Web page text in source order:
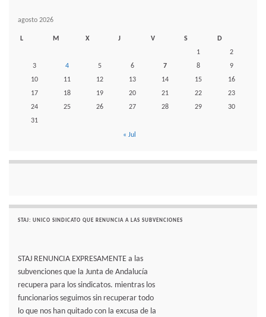
agosto 2026
L M X J V S
D
1
2
3
4 5 6 7 8
9
10
11 12 13 14 15
16
17
18 19 20 21 22
23
24
25 26 27 28 29
30
31
« Jul
STAJ: UNICO SINDICATO QUE RENUNCIA A LAS SUBVENCIONES
STAJ RENUNCIA EXPRESAMENTE a las
subvenciones que la Junta de Andalucía
recupera para los sindicatos. mientras los
funcionarios seguimos sin recuperar todo
lo que nos han quitado con la excusa de la